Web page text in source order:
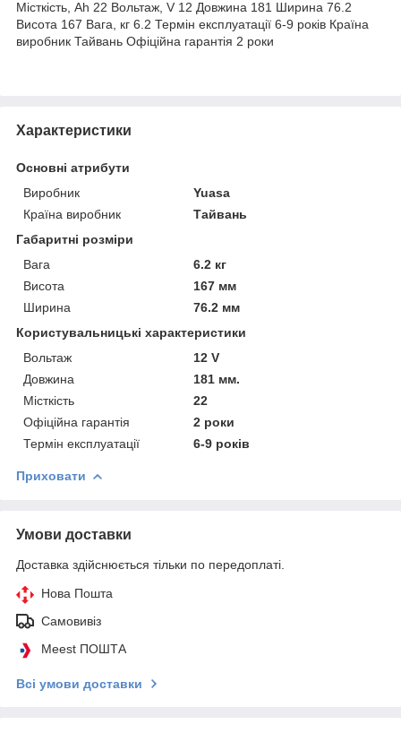
Місткість, Ah 22 Вольтаж, V 12 Довжина 181 Ширина 76.2
Висота 167 Вага, кг 6.2 Термін експлуатації 6-9 років Країна
виробник Тайвань Офіційна гарантія 2 роки
Характеристики
Основні атрибути
Виробник
Yuasa
Країна виробник
Тайвань
Габаритні розміри
Вага
6.2 кг
Висота
167 мм
Ширина
76.2 мм
Користувальницькі характеристики
Вольтаж
12 V
Довжина
181 мм.
Місткість
22
Офіційна гарантія
2 роки
Термін експлуатації
6-9 років
Приховати
Умови доставки
Доставка здійснюється тільки по передоплаті.
Нова Пошта
Самовивіз
Meest ПОШТА
Всі умови доставки